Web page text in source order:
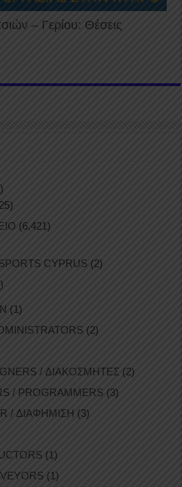
– Γερίου: Θέσεις
(6,421)
CYPRUS (2)
(1)
(2)
/ ΔΙΑΚΟΣΜΗΤΕΣ (2)
/ PROGRAMMERS (3)
/ ΔΙΑΦΗΜΙΣΗ (3)
(1)
(1)